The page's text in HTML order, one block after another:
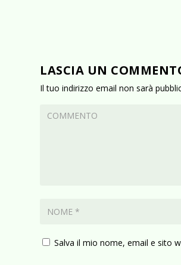
LASCIA UN
Il tuo indirizzo email non sarà
Salva il mio nome, email e sito